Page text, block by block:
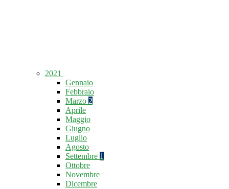
2021
Gennaio
Febbraio
Marzo 2
Aprile
Maggio
Giugno
Luglio
Agosto
Settembre 1
Ottobre
Novembre
Dicembre